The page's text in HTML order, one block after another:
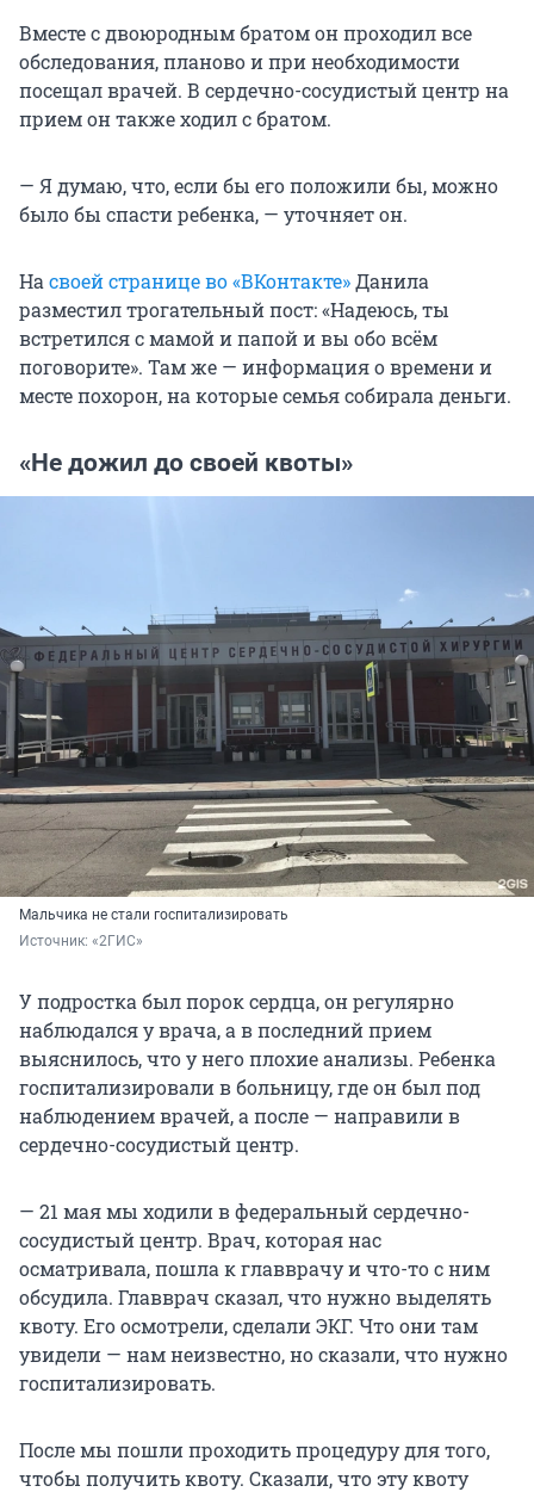
Вместе с двоюродным братом он проходил все
обследования, планово и при необходимости
посещал врачей. В сердечно-сосудистый центр на
прием он также ходил с братом.
— Я думаю, что, если бы его положили бы, можно
было бы спасти ребенка, — уточняет он.
Насвоей странице во «ВКонтакте»Данила
разместил трогательный пост: «Надеюсь, ты
встретился с мамой и папой и вы обо всём
поговорите». Там же — информация о времени и
месте похорон, на которые семья собирала деньги.
«Не дожил до своей квоты»
Мальчика не стали госпитализировать
Источник: «2ГИС»
У подростка был порок сердца, он регулярно
наблюдался у врача, а в последний прием
выяснилось, что у него плохие анализы. Ребенка
госпитализировали в больницу, где он был под
наблюдением врачей, а после — направили в
сердечно-сосудистый центр.
— 21 мая мы ходили в федеральный сердечно-
сосудистый центр. Врач, которая нас
осматривала, пошла к главврачу и что-то с ним
обсудила. Главврач сказал, что нужно выделять
квоту. Его осмотрели, сделали ЭКГ. Что они там
увидели — нам неизвестно, но сказали, что нужно
госпитализировать.
После мы пошли проходить процедуру для того,
чтобы получить квоту. Сказали, что эту квоту